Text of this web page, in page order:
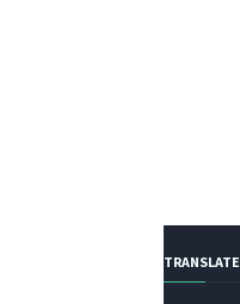
TRANSLATE